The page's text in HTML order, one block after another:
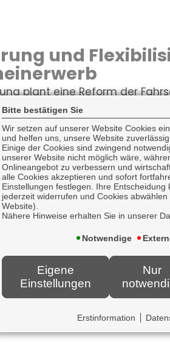
und
plant eine Reform der
für...
Ausbildungsvergütungen
In vi...
als
verbessern
be...
Bitte bestätigen Sie
Wir setzen auf unserer Website Cookies
und helfen uns, unsere Website
Einige der Cookies sind zwingend
unserer Website nicht möglich wäre,
Onlineangebot zu verbessern und
alle Cookies akzeptieren und sofort
Einstellungen festlegen. Ihre Entscheidung
jederzeit widerrufen und Cookies
Website).
Nähere Hinweise erhalten Sie in unserer
Notwendige
Eigene
Einstellungen
Nur
Erstinformation